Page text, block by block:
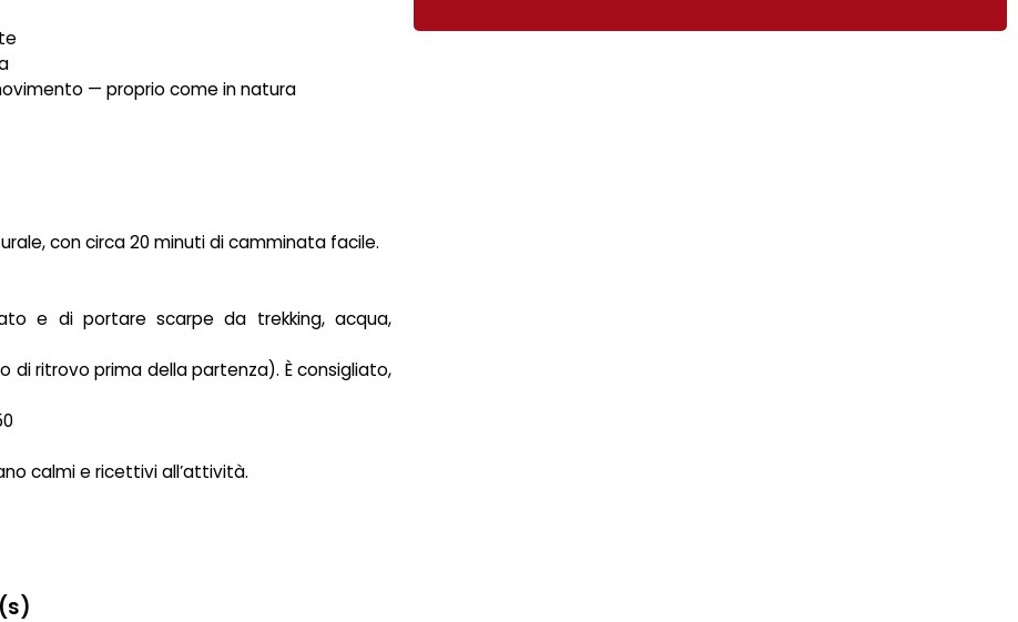
— proprio come in natura
con circa 20 minuti di camminata facile.
e di portare scarpe da trekking, acqua,
di ritrovo prima della partenza). È consigliato,
calmi e ricettivi all’attività.